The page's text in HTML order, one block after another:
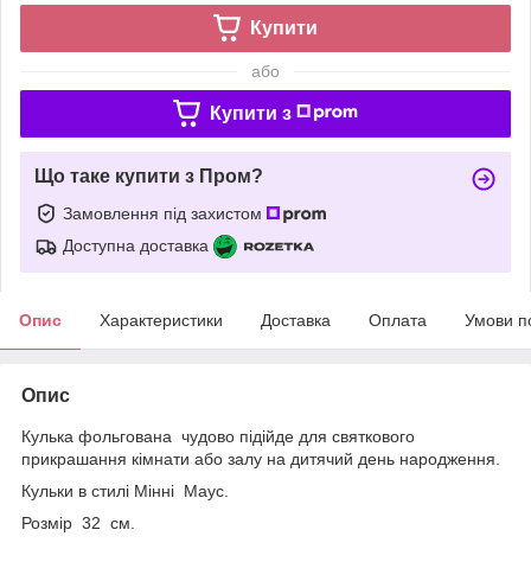
Купити
або
Купити з
Що таке купити з Пром?
Замовлення під захистом
Доступна доставка
Опис Характеристики Доставка Оплата Умови
Опис
Кулька фольгована чудово підійде для святкового
прикрашання кімнати або залу на дитячий день народження.
Кульки в стилі Мінні Маус.
Розмір 32 см.